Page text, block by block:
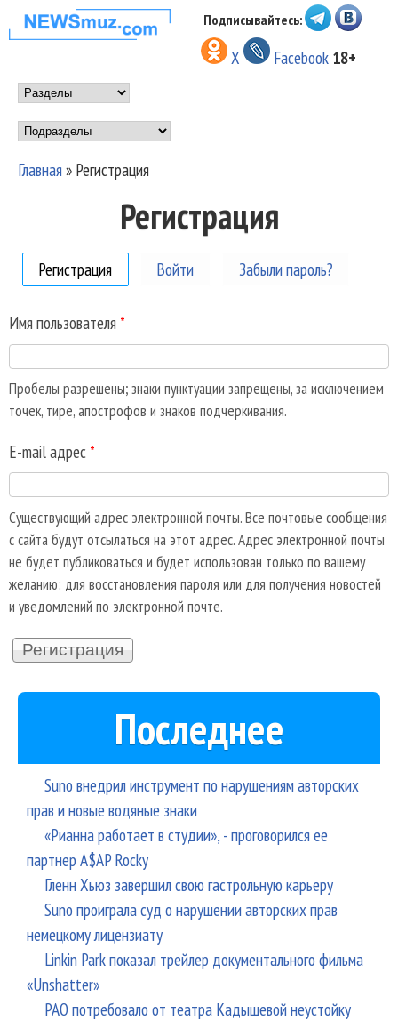
Перейти к основному
содержанию
НОВОСТИ
МУЗЫКИ И
ШОУ БИЗНЕСА
NEWSMUZ.COM
Подписывайтесь:
X Facebook 18+
Main menu
Подразделы
Главная» Регистрация
Регистрация
Регистрация (активная вкладка)
Войти Забыли пароль?
Имя пользователя *
Пробелы разрешены; знаки пунктуации запрещены, за исключением
точек, тире, апострофов и знаков подчеркивания.
E-mail адрес *
Существующий адрес электронной почты. Все почтовые сообщения
с сайта будут отсылаться на этот адрес. Адрес электронной почты
не будет публиковаться и будет использован только по вашему
желанию: для восстановления пароля или для получения новостей
и уведомлений по электронной почте.
Последнее
Suno внедрил инструмент по нарушениям авторских
прав и новые водяные знаки
«Рианна работает в студии», - проговорился ее
партнер A$AP Rocky
Гленн Хьюз завершил свою гастрольную карьеру
Suno проиграла суд о нарушении авторских прав
немецкому лицензиату
Linkin Park показал трейлер документального фильма
«Unshatter»
РАО потребовало от театра Кадышевой неустойку